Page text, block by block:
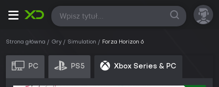
Wszystkie
Strona główna Gry Simulation Forza Horizon 6
PC PS5 Xbox Series & PC